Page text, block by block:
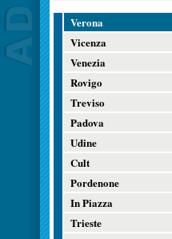
Verona
Vicenza
Venezia
Rovigo
Treviso
Padova
Udine
Cult
Pordenone
In Piazza
Trieste